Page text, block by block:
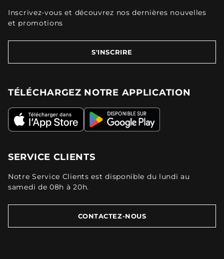
Inscrivez-vous et découvrez nos dernières nouvelles
et promotions
S'INSCRIRE
TÉLÉCHARGEZ NOTRE APPLICATION
SERVICE CLIENTS
Notre Service Clients est disponible du lundi au
samedi de 08h à 20h.
CONTACTEZ-NOUS